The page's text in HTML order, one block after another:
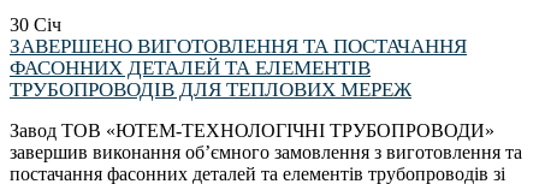
30 Січ
ЗАВЕРШЕНО ВИГОТОВЛЕННЯ ТА ПОСТАЧАННЯ
ФАСОННИХ ДЕТАЛЕЙ ТА ЕЛЕМЕНТІВ
ТРУБОПРОВОДІВ ДЛЯ ТЕПЛОВИХ МЕРЕЖ
Завод ТОВ «ЮТЕМ-ТЕХНОЛОГІЧНІ ТРУБОПРОВОДИ»
завершив виконання об’ємного замовлення з виготовлення та
постачання фасонних деталей та елементів трубопроводів зі